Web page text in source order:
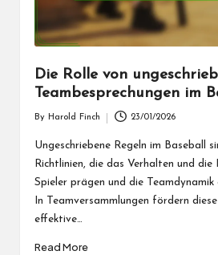
Die Rolle von
Teambesprechungen im
by
By Harold Finch 23/01/2026
Ungeschriebene Regeln im Baseball
Richtlinien, die das Verhalten und
Spieler prägen und die Teamdynamik
In Teamversammlungen fördern
effektive…
Read More